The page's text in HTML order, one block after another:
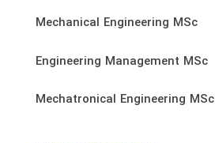
Mechanical Engineering MSc
Engineering Management MSc
Mechatronical Engineering MSc